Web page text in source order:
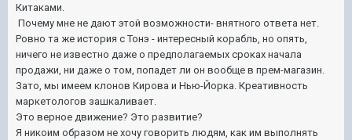
Китаками.
Почему мне не дают этой возможности- внятного ответа нет.
Ровно та же история с Тонэ - интересный корабль, но опять,
ничего не известно даже о предполагаемых сроках начала
продажи, ни даже о том, попадет ли он вообще в прем-магазин.
Зато, мы имеем клонов Кирова и Нью-Йорка. Креативность
маркетологов зашкаливает.
Это верное движение? Это развитие?
Я никоим образом не хочу говорить людям, как им выполнять